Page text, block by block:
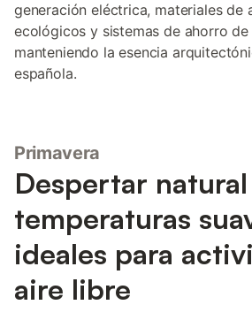
generación eléctrica, materiales de
ecológicos y sistemas de ahorro de
manteniendo la esencia
española.
Primavera
Despertar
temperaturas
ideales para
aire libre